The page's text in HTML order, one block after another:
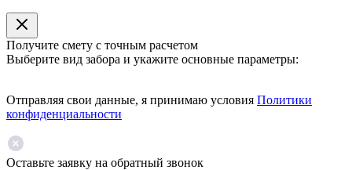
Получите смету с точным расчетом
Выберите вид забора и укажите основные параметры:
Отправляя свои данные, я принимаю условия Политики
конфиденциальности
Оставьте заявку на обратный звонок